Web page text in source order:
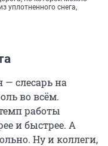
уплотненного снега,
слесарь на
во всём.
работы
и быстрее. А
Ну и коллеги,